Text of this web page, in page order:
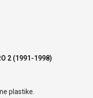
2 (1991-1998)
plastike.